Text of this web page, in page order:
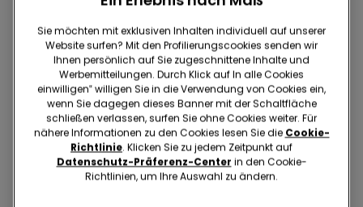
Cargo-Jeans mit
Tunnelzug für Jungen
€ 6,00
Niedrigster Preis in den letzten 30
€ 10,00 -40%
Regulärer Preis:€ 19,99 -70%
3 Farben
Shorts aus
Baumwollsweatstoff mit
Taschen für Jungen
€ 8,99 € 6,00
Niedrigster Preis in den letzten 30
Tagen: € 7,00 -14%
Regulärer Preis:€ 8,99 -33%
Sie möchten mit exklusiven Inhalten individuell auf unserer
Website surfen? Mit den Profilierungscookies senden wir
Ihnen persönlich auf Sie zugeschnittene Inhalte und
Werbemitteilungen. Durch Klick auf In alle Cookies
einwilligen‟ willigen Sie in die Verwendung von Cookies ein,
wenn Sie dagegen dieses Banner mit der Schaltfläche
schließen verlassen, surfen Sie ohne Cookies weiter. Für
nähere Informationen zu den Cookies lesen Sie die Cookie-
Richtlinie. Klicken Sie zu jedem Zeitpunkt auf
Datenschutz-Präferenz-Center in den Cookie-
Richtlinien, um Ihre Auswahl zu ändern.